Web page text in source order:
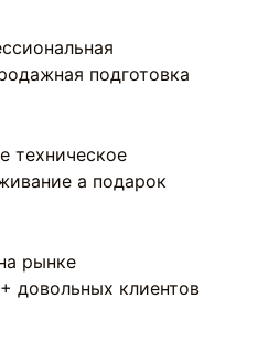
подготовка
техническое
а подарок
рынке
довольных клиентов